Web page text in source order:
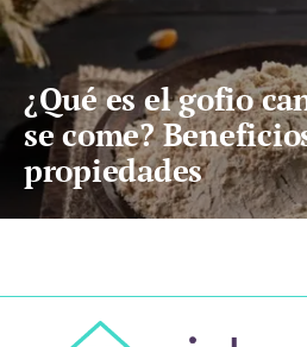
¿Qué es el gofio
se come?
propiedades